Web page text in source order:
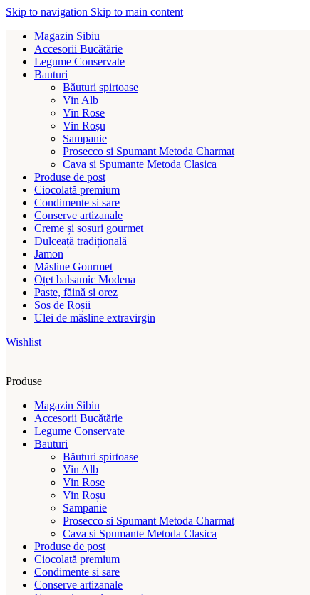
Skip to navigation Skip to main content
Magazin Sibiu
Accesorii Bucătărie
Legume Conservate
Bauturi
Băuturi spirtoase
Vin Alb
Vin Rose
Vin Roșu
Sampanie
Prosecco si Spumant Metoda Charmat
Cava si Spumante Metoda Clasica
Produse de post
Ciocolată premium
Condimente si sare
Conserve artizanale
Creme și sosuri gourmet
Dulceață tradițională
Jamon
Măsline Gourmet
Oțet balsamic Modena
Paste, făină si orez
Sos de Roșii
Ulei de măsline extravirgin
Wishlist
Produse
Magazin Sibiu
Accesorii Bucătărie
Legume Conservate
Bauturi
Băuturi spirtoase
Vin Alb
Vin Rose
Vin Roșu
Sampanie
Prosecco si Spumant Metoda Charmat
Cava si Spumante Metoda Clasica
Produse de post
Ciocolată premium
Condimente si sare
Conserve artizanale